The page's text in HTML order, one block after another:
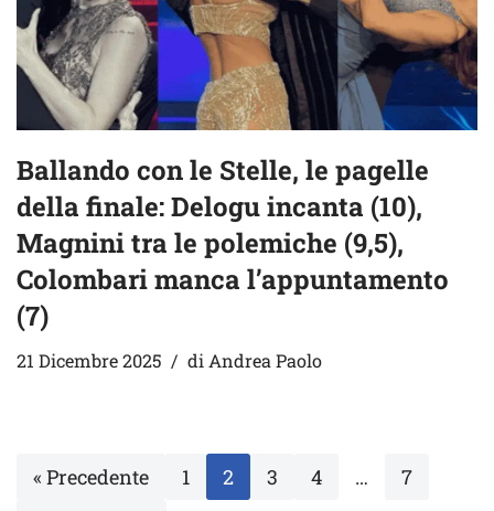
Ballando con le Stelle, le pagelle
della finale: Delogu incanta (10),
Magnini tra le polemiche (9,5),
Colombari manca l’appuntamento
(7)
21 Dicembre 2025 diAndrea Paolo
« Precedente 1 2 3 4 …
7